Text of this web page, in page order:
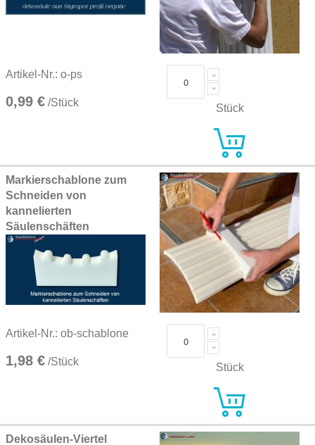
Artikel-Nr.: o-ps
0,99 € /Stück Stück
Markierschablone zum
Schneiden von
kannelierten
Säulenschäften
Artikel-Nr.: ob-schablone
1,98 € /Stück Stück
Dekosäulen-Viertel